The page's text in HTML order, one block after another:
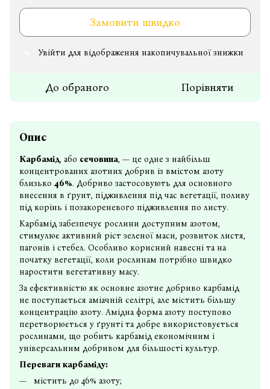
Замовити швидко
Увійти для відображення накопичувальної знижки
До обраного Порівняти
Опис
Карбамід, або сечовина, — це одне з найбільш
концентрованих азотних добрив із вмістом азоту
близько 46%. Добриво застосовують для основного
внесення в ґрунт, підживлення під час вегетації, поливу
під корінь і позакореневого підживлення по листу.
Карбамід забезпечує рослини доступним азотом,
стимулює активний ріст зеленої маси, розвиток листя,
пагонів і стебел. Особливо корисний навесні та на
початку вегетації, коли рослинам потрібно швидко
наростити вегетативну масу.
За ефективністю як основне азотне добриво карбамід
не поступається аміачній селітрі, але містить більшу
концентрацію азоту. Амідна форма азоту поступово
перетворюється у ґрунті та добре використовується
рослинами, що робить карбамід економічним і
універсальним добривом для більшості культур.
Переваги карбаміду:
містить до 46% азоту;